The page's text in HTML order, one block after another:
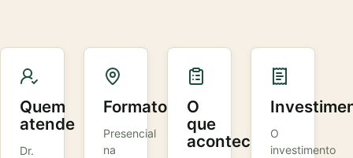
Quem
atende
Dr.
Formato
Presencial
na
O
que
acontece
O
investimento